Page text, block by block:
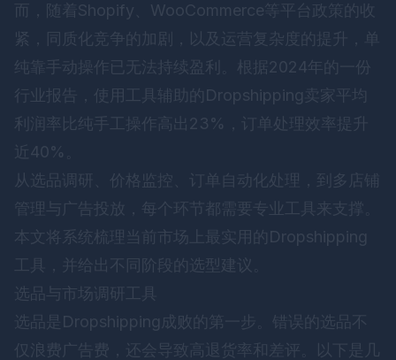
而，随着Shopify、WooCommerce等平台政策的收
紧，同质化竞争的加剧，以及运营复杂度的提升，单
纯靠手动操作已无法持续盈利。根据2024年的一份
行业报告，使用工具辅助的Dropshipping卖家平均
利润率比纯手工操作高出23%，订单处理效率提升
近40%。
从选品调研、价格监控、订单自动化处理，到多店铺
管理与广告投放，每个环节都需要专业工具来支撑。
本文将系统梳理当前市场上最实用的Dropshipping
工具，并给出不同阶段的选型建议。
选品与市场调研工具
选品是Dropshipping成败的第一步。错误的选品不
仅浪费广告费，还会导致高退货率和差评。以下是几